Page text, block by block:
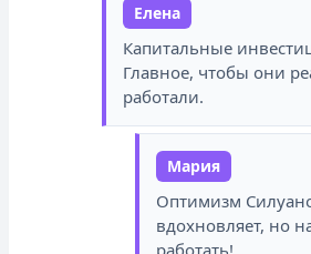
Елена
Капитальные
Главное, чтобы они
работали.
Мария
Оптимизм
вдохновляет, но
работать!